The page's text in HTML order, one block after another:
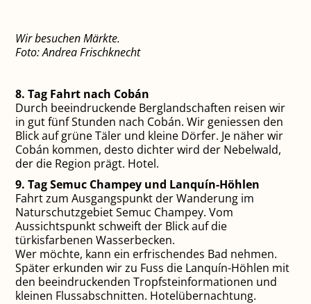
Wir besuchen Märkte.
Foto: Andrea Frischknecht
8. Tag Fahrt nach Cobán
Durch beeindruckende Berglandschaften reisen wir
in gut fünf Stunden nach Cobán. Wir geniessen den
Blick auf grüne Täler und kleine Dörfer. Je näher wir
Cobán kommen, desto dichter wird der Nebelwald,
der die Region prägt. Hotel.
9. Tag Semuc Champey und Lanquín-Höhlen
Fahrt zum Ausgangspunkt der Wanderung im
Naturschutzgebiet Semuc Champey. Vom
Aussichtspunkt schweift der Blick auf die
türkisfarbenen Wasserbecken.
Wer möchte, kann ein erfrischendes Bad nehmen.
Später erkunden wir zu Fuss die Lanquín-Höhlen mit
den beeindruckenden Tropfsteinformationen und
kleinen Flussabschnitten. Hotelübernachtung.